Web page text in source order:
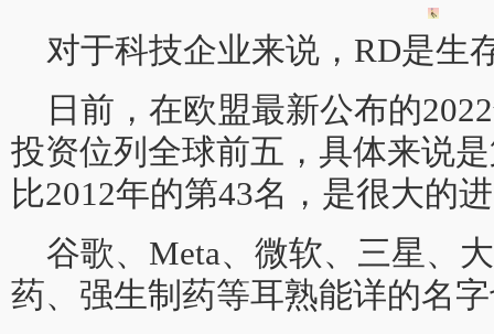
对于科技企业来说，RD是生
日前，在欧盟最新公布的
投资位列全球前五，具体来说
比2012年的第43名，是很大的
谷歌、Meta、微软、三星、
药、强生制药等耳熟能详的名